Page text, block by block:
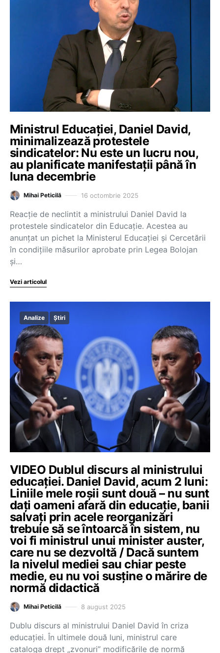
Ministrul Educației, Daniel David,
minimalizează protestele
sindicatelor: Nu este un lucru nou,
au planificate manifestații până în
luna decembrie
Mihai Peticilă 16 octombrie 2025
Reacție de neclintit a ministrului Daniel David la
protestele sindicatelor din Educație. Acestea au
anunțat un pichet la Ministerul Educației și Cercetării
în condițiile măsurilor aprobate prin Legea Bolojan
și…
Vezi articolul
Analize Știri
VIDEO Dublul discurs al ministrului
educației. Daniel David, acum 2 luni:
Liniile mele roșii sunt două – nu sunt
dați oameni afară din educație, banii
salvați prin acele reorganizări
trebuie să se întoarcă în sistem, nu
voi fi ministrul unui minister auster,
care nu se dezvoltă / Dacă suntem
la nivelul mediei sau chiar peste
medie, eu nu voi susține o mărire de
normă didactică
Mihai Peticilă 8 august 2025
Dublu discurs al ministrului Daniel David în criza
educației. În ultimele două luni, ministrul care
cataloga drept „zvonuri” modificările de normă